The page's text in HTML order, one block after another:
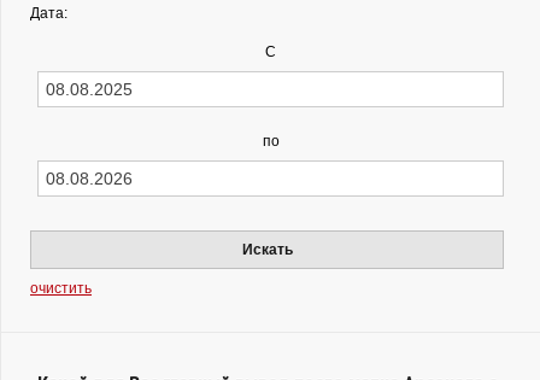
Дата:
С
по
Искать
очистить